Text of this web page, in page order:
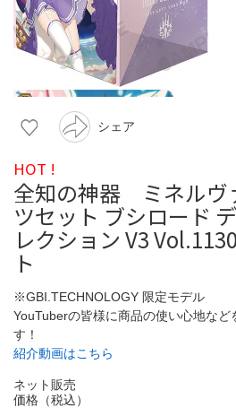
シェア
HOT !
全知の神器 ミネル
ツセット ブシロード
レクション V3
ト
※GBI.TECHNOLOGY 限定モデル
YouTuberの皆様に商品の使い心地など
す！
紹介動画はこちら
ネット販売
価格（税込）